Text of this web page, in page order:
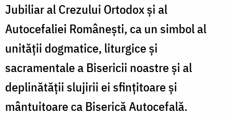
Jubiliar al Crezului Ortodox și al
Autocefaliei Românești, ca un simbol al
unității dogmatice, liturgice și
sacramentale a Bisericii noastre și al
deplinătății slujirii ei sfințitoare și
mântuitoare ca Biserică Autocefală.